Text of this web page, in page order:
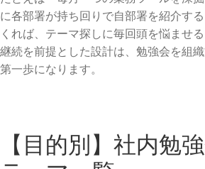
に各部署が持ち回りで自部署を紹介す
くれば、テーマ探しに毎回頭を悩ませ
継続を前提とした設計は、勉強会を組
第一歩になります。
【目的別】社内勉